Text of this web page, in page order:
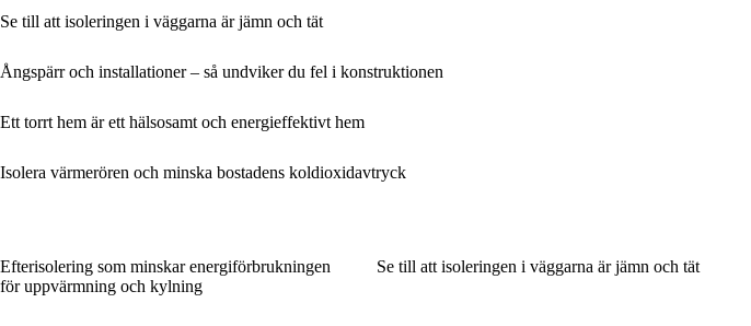
Se till att isoleringen i väggarna är jämn och tät
Ångspärr och installationer – så undviker du fel i konstruktionen
Ett torrt hem är ett hälsosamt och energieffektivt hem
Isolera värmerören och minska bostadens koldioxidavtryck
Efterisolering som minskar energiförbrukningen
för uppvärmning och kylning
Se till att isoleringen i väggarna är jämn och tät